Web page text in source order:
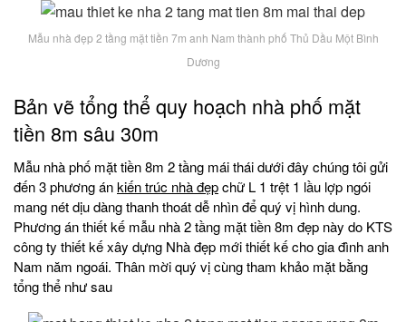
Mẫu nhà đẹp 2 tầng mặt tiền 7m anh Nam thành phố Thủ Dầu Một Bình
Dương
Bản vẽ tổng thể quy hoạch nhà phố mặt
tiền 8m sâu 30m
Mẫu nhà phố mặt tiền 8m 2 tầng mái thái dưới đây chúng tôi gửi
đến 3 phương ánkiến trúc nhà đẹpchữ L 1 trệt 1 lầu lợp ngói
mang nét dịu dàng thanh thoát dễ nhìn để quý vị hình dung.
Phương án thiết kế mẫu nhà 2 tầng mặt tiền 8m đẹp này do KTS
công ty thiết kế xây dựng Nhà đẹp mới thiết kế cho gia đình anh
Nam năm ngoái. Thân mời quý vị cùng tham khảo mặt bằng
tổng thể như sau